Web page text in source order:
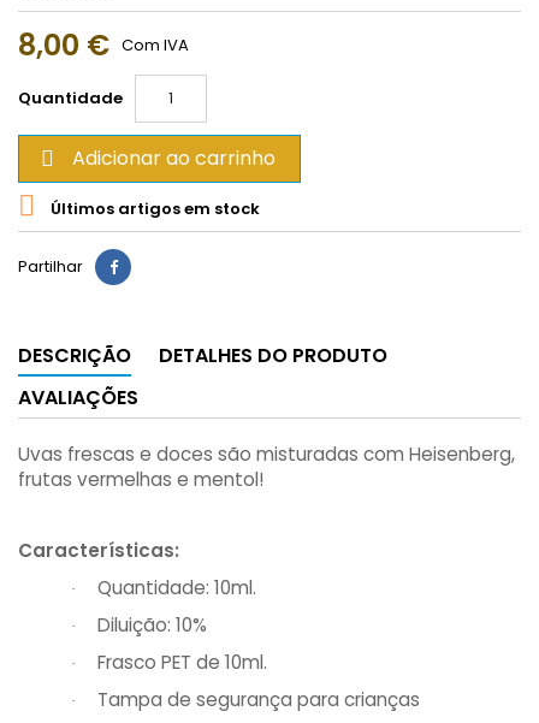
8,00 € Com IVA
Quantidade
 Adicionar ao carrinho
 Últimos artigos em stock
Partilhar
DESCRIÇÃO
DETALHES DO PRODUTO
AVALIAÇÕES
Uvas frescas e doces são misturadas com Heisenberg,
frutas vermelhas e mentol!
Características:
· Quantidade: 10ml.
· Diluição: 10%
· Frasco PET de 10ml.
· Tampa de segurança para crianças